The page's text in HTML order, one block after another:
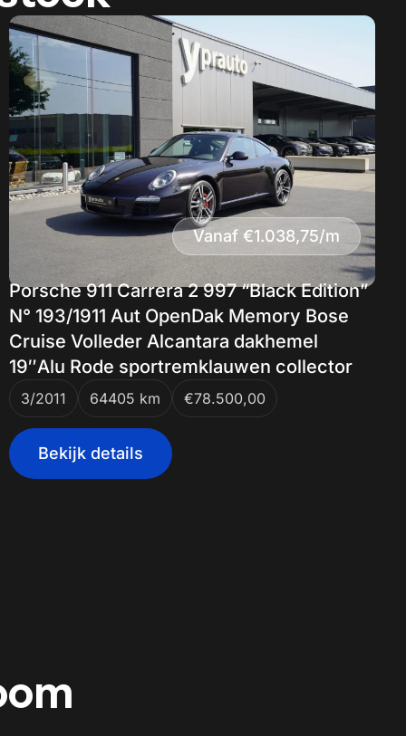
Vanaf €1.038,75/m
Porsche 911 Carrera 2 997 “Black Edition”
N° 193/1911 Aut OpenDak Memory Bose
Cruise Volleder Alcantara dakhemel
19″Alu Rode sportremklauwen collector
3/2011 64405 km €78.500,00
Bekijk details